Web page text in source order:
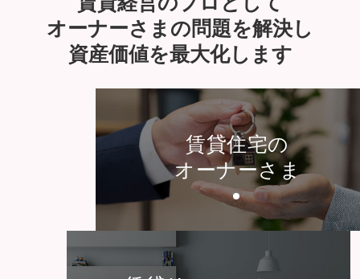
オーナーさまの問題を解決し
資産価値を最大化します
賃貸住宅の
オーナーさま